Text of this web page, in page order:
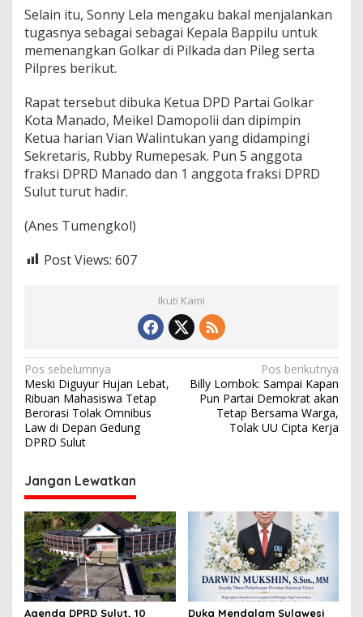
Selain itu, Sonny Lela mengaku bakal menjalankan
tugasnya sebagai sebagai Kepala Bappilu untuk
memenangkan Golkar di Pilkada dan Pileg serta
Pilpres berikut.
Rapat tersebut dibuka Ketua DPD Partai Golkar
Kota Manado, Meikel Damopolii dan dipimpin
Ketua harian Vian Walintukan yang didampingi
Sekretaris, Rubby Rumepesak. Pun 5 anggota
fraksi DPRD Manado dan 1 anggota fraksi DPRD
Sulut turut hadir.
(Anes Tumengkol)
Post Views: 607
Ikuti Kami
N
a
v
i
a
s
i
p
o
s
Pos sebelumnya
Meski Diguyur Hujan Lebat,
Ribuan Mahasiswa Tetap
Berorasi Tolak Omnibus
Law di Depan Gedung
DPRD Sulut
Pos berikutnya
Billy Lombok: Sampai Kapan
Pun Partai Demokrat akan
Tetap Bersama Warga,
Tolak UU Cipta Kerja
Jangan Lewatkan
Agenda DPRD Sulut, 10 Duka Mendalam Sulawesi